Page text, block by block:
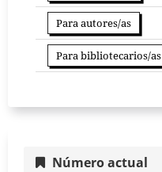
Para autores/as
Para bibliotecarios/as
Número actual